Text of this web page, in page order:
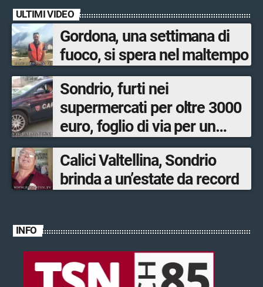
ULTIMI VIDEO
Gordona, una settimana di
fuoco, si spera nel maltempo
Sondrio, furti nei
supermercati per oltre 3000
euro, foglio di via per un
ventinovenne
Calici Valtellina, Sondrio
brinda a un’estate da record
INFO